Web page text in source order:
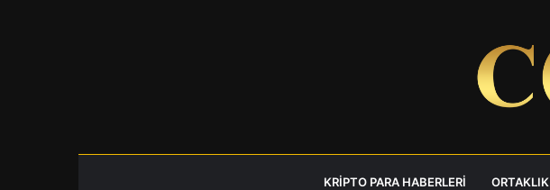
KRIPTO PARA HABERLERI ORTAKLIK